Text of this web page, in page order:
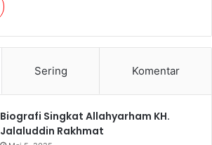
Sering Komentar
Biografi Singkat Allahyarham KH.
Jalaluddin Rakhmat